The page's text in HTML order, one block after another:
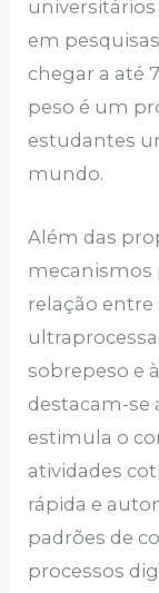
em
chegar a até
peso é um
estudantes
mundo.
Além das
mecanismos
relação
sobrepeso e
destacam-se
estimula o
atividades
rápida e
padrões de
processos